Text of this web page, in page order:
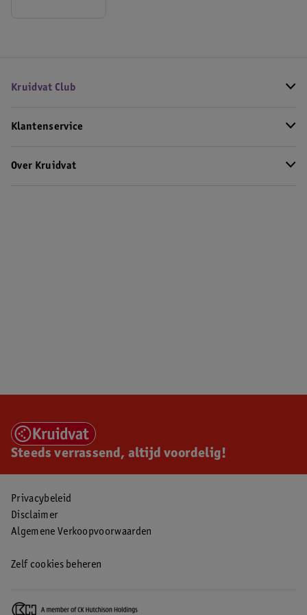
Kruidvat Club
Klantenservice
Over Kruidvat
Steeds verrassend, altijd voordelig!
Privacybeleid
Disclaimer
Algemene Verkoopvoorwaarden
Zelf cookies beheren